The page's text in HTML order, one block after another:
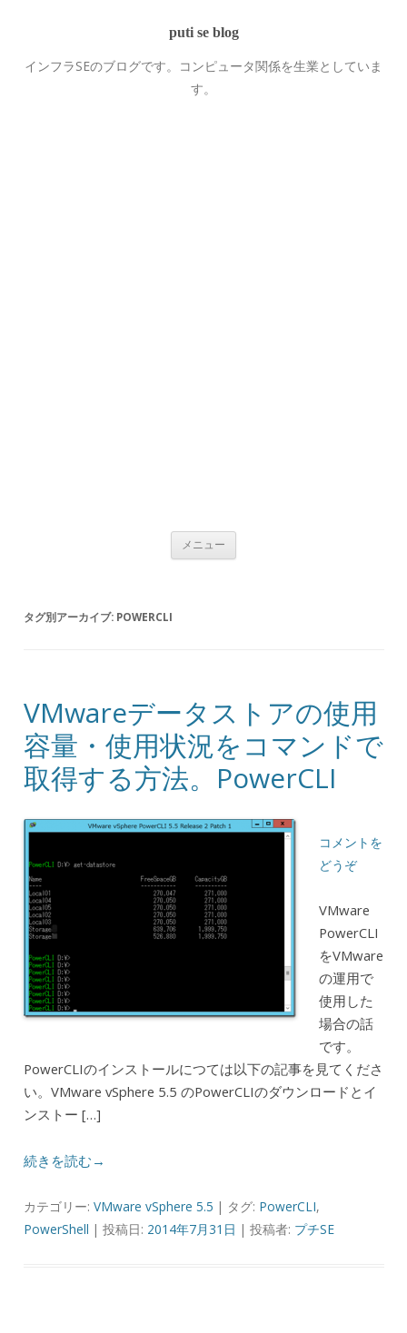
puti se blog
インフラSEのブログです。コンピュータ関係を生業としていま
す。
メニュー コンテンツへ移動
タグ別アーカイブ: POWERCLI
VMwareデータストアの使用
容量・使用状況をコマンドで
取得する方法。PowerCLI
コメントを
どうぞ
VMware
PowerCLI
をVMware
の運用で
使用した
場合の話
です。
PowerCLIのインストールにつては以下の記事を見てくださ
い。VMware vSphere 5.5 のPowerCLIのダウンロードとイ
ンストー […]
続きを読む→
カテゴリー: VMware vSphere 5.5 | タグ: PowerCLI,
PowerShell | 投稿日: 2014年7月31日 | 投稿者: プチSE